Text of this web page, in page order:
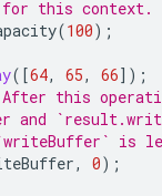
for this context.
(100);
([64, 65, 66]);
this
and
is
, 0);